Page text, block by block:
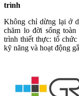
trình
Không chỉ dừng lại ở
chăm lo đời sống
trình thiết thực: tổ
kỹ năng và hoạt động